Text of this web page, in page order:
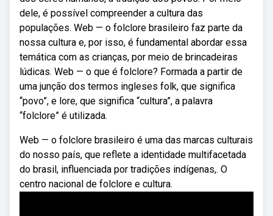
dele, é possível compreender a cultura das
populações. Web — o folclore brasileiro faz parte da
nossa cultura e, por isso, é fundamental abordar essa
temática com as crianças, por meio de brincadeiras
lúdicas. Web — o que é folclore? Formada a partir de
uma junção dos termos ingleses folk, que significa
“povo”, e lore, que significa “cultura”, a palavra
“folclore” é utilizada.
Web — o folclore brasileiro é uma das marcas culturais
do nosso país, que reflete a identidade multifacetada
do brasil, influenciada por tradições indígenas,. O
centro nacional de folclore e cultura.